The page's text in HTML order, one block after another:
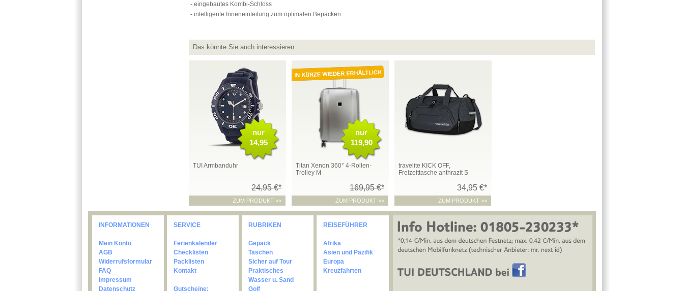
- eingebautes Kombi-Schloss
- intelligente Inneneinteilung zum optimalen Bepacken
Das könnte Sie auch interessieren:
TUI Armbanduhr
nur
14,95
24,95 €*
ZUM PRODUKT >>
Titan Xenon 360° 4-Rollen-
Trolley M
nur
119,90
169,95 €*
ZUM PRODUKT >>
travelite KICK OFF,
Freizeittasche anthrazit S
34,95 €*
ZUM PRODUKT >>
INFORMATIONEN
Mein Konto
AGB
Widerrufsformular
FAQ
Impressum
Datenschutz
SERVICE
Ferienkalender
Checklisten
Packlisten
Kontakt
Gutscheine:
RUBRIKEN
Gepäck
Taschen
Sicher auf Tour
Praktisches
Wasser u. Sand
Golf
REISEFÜHRER
Afrika
Asien und Pazifik
Europa
Kreuzfahrten